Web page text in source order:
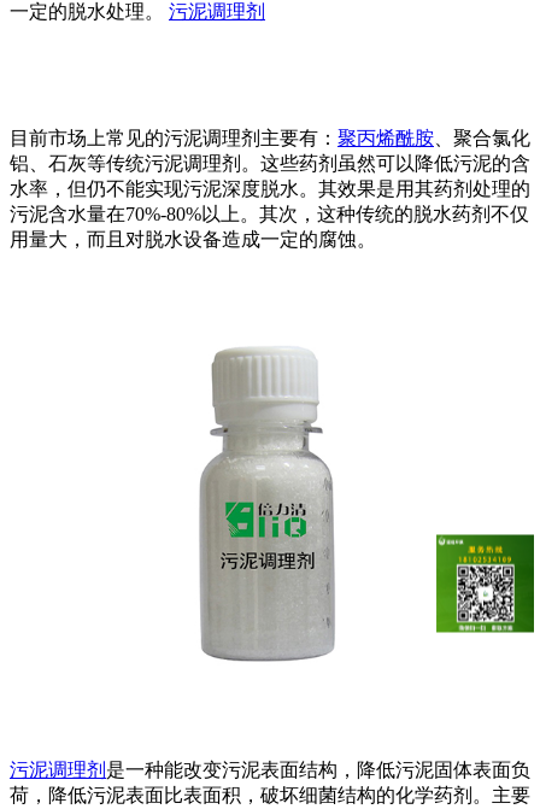
一定的脱水处理。 污泥调理剂
目前市场上常见的污泥调理剂主要有： 聚丙烯酰胺、聚合氯化
铝、石灰等传统污泥调理剂。这些药剂虽然可以降低污泥的含
水率，但仍不能实现污泥深度脱水。其效果是用其药剂处理的
污泥含水量在70%-80%以上。其次，这种传统的脱水药剂不仅
用量大，而且对脱水设备造成一定的腐蚀。
污泥调理剂 是一种能改变污泥表面结构，降低污泥固体表面负
荷，降低污泥表面比表面积，破坏细菌结构的化学药剂。主要